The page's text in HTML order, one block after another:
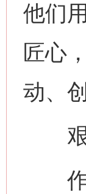
他们
匠心
动、
艰
作